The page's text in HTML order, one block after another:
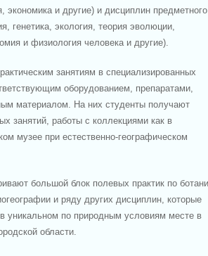
экономика и другие) и дисциплин предметного
генетика, экология, теория эволюции,
и физиология человека и другие).
занятиям в специализированных
оборудованием, препаратами,
материалом. На них студенты получают
занятий, работы с коллекциями как в
музее при естественно-географическом
большой блок полевых практик по
и ряду других дисциплин, которые
уникальном по природным условиям месте в
области.